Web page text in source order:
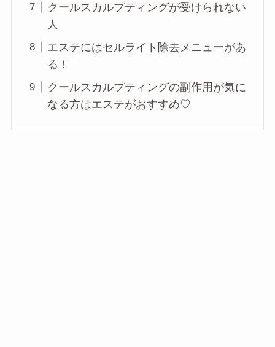
クールスカルプティングが受けられない
人
エステにはセルライト除去メニューがあ
る！
クールスカルプティングの副作用が気に
なる方はエステがおすすめ♡